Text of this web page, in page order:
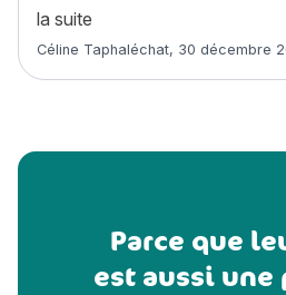
la suite
Article rédigé par
Céline Taphaléchat, 30 décembre
Parce que
est aussi une